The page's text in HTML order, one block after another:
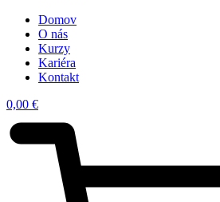
Domov
O nás
Kurzy
Kariéra
Kontakt
0,00 €